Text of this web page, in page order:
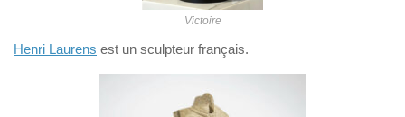
Victoire
Henri Laurens est un sculpteur français.